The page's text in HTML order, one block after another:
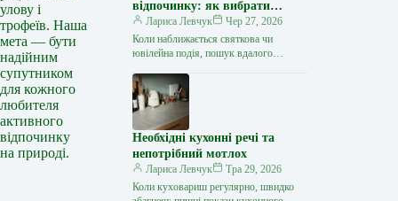
улову і
трофеїв. Наша
мета — бути
надійним
супутником
для кожного
любителя
активного
відпочинку
на природі.
відпочинку: як вибрати
стильний та корисний
подарунок
Лариса Левчук
Чер 27, 2026
Коли наближається святкова чи
ювілейна подія, пошук вдалого
близької людини нерідко
перетворюється на складне завдання.
…
Необхідні кухонні речі та
непотрібний мотлох
Лариса Левчук
Тра 29, 2026
Коли куховариш регулярно, швидко